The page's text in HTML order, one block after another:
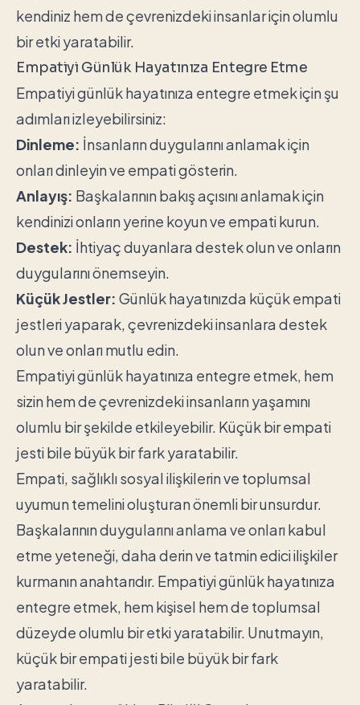
kendiniz hem de çevrenizdeki insanlar için olumlu
bir etki yaratabilir.
Empatiyi Günlük Hayatınıza Entegre Etme
Empatiyi günlük hayatınıza entegre etmek için şu
adımları izleyebilirsiniz:
Dinleme: İnsanların duygularını anlamak için
onları dinleyin ve empati gösterin.
Anlayış: Başkalarının bakış açısını anlamak için
kendinizi onların yerine koyun ve empati kurun.
Destek: İhtiyaç duyanlara destek olun ve onların
duygularını önemseyin.
Küçük Jestler: Günlük hayatınızda küçük empati
jestleri yaparak, çevrenizdeki insanlara destek
olun ve onları mutlu edin.
Empatiyi günlük hayatınıza entegre etmek, hem
sizin hem de çevrenizdeki insanların yaşamını
olumlu bir şekilde etkileyebilir. Küçük bir empati
jesti bile büyük bir fark yaratabilir.
Empati, sağlıklı sosyal ilişkilerin ve toplumsal
uyumun temelini oluşturan önemli bir unsurdur.
Başkalarının duygularını anlama ve onları kabul
etme yeteneği, daha derin ve tatmin edici ilişkiler
kurmanın anahtarıdır. Empatiyi günlük hayatınıza
entegre etmek, hem kişisel hem de toplumsal
düzeyde olumlu bir etki yaratabilir. Unutmayın,
küçük bir empati jesti bile büyük bir fark
yaratabilir.